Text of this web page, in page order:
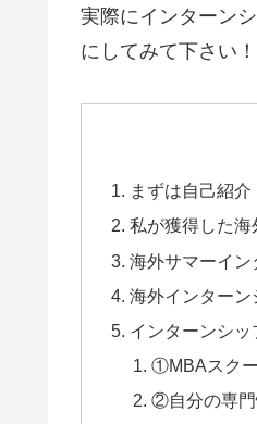
実際にインターン
にしてみて下さい！
まずは自己紹介
私が獲得した
海外サマーイン
海外インター
インターンシッ
①MBAスク
②自分の専門